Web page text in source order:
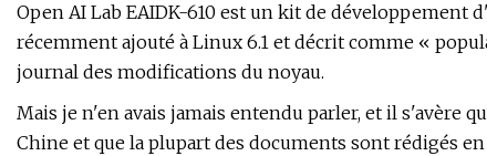
Open AI Lab EAIDK-610 est un kit de développement
récemment ajouté à Linux 6.1 et décrit comme «
journal des modifications du noyau.
Mais je n'en avais jamais entendu parler, et il s'avère
Chine et que la plupart des documents sont rédigés